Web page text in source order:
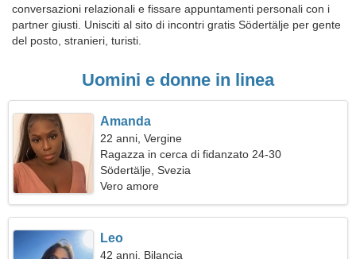
conversazioni relazionali e fissare appuntamenti personali con i
partner giusti. Unisciti al sito di incontri gratis Södertälje per gente
del posto, stranieri, turisti.
Uomini e donne in linea
Amanda
22 anni, Vergine
Ragazza in cerca di fidanzato 24-30
Södertälje, Svezia
Vero amore
Leo
42 anni, Bilancia